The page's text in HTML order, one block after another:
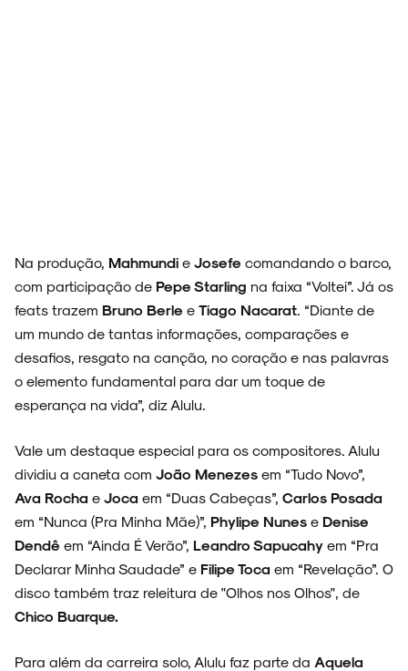
SOBRE
Na produção, Mahmundi e Josefe comandando o barco,
com participação de Pepe Starling na faixa “Voltei”. Já os
feats trazem Bruno Berle e Tiago Nacarat. “Diante de
um mundo de tantas informações, comparações e
desafios, resgato na canção, no coração e nas palavras
o elemento fundamental para dar um toque de
esperança na vida”, diz Alulu.
Vale um destaque especial para os compositores. Alulu
dividiu a caneta com João Menezes em “Tudo Novo”,
Ava Rocha e Joca em “Duas Cabeças”, Carlos Posada
em “Nunca (Pra Minha Mãe)”, Phylipe Nunes e Denise
Dendê em “Ainda É Verão”, Leandro Sapucahy em “Pra
Declarar Minha Saudade” e Filipe Toca em “Revelação”. O
disco também traz releitura de "Olhos nos Olhos", de
Chico Buarque.
Para além da carreira solo, Alulu faz parte da Aquela